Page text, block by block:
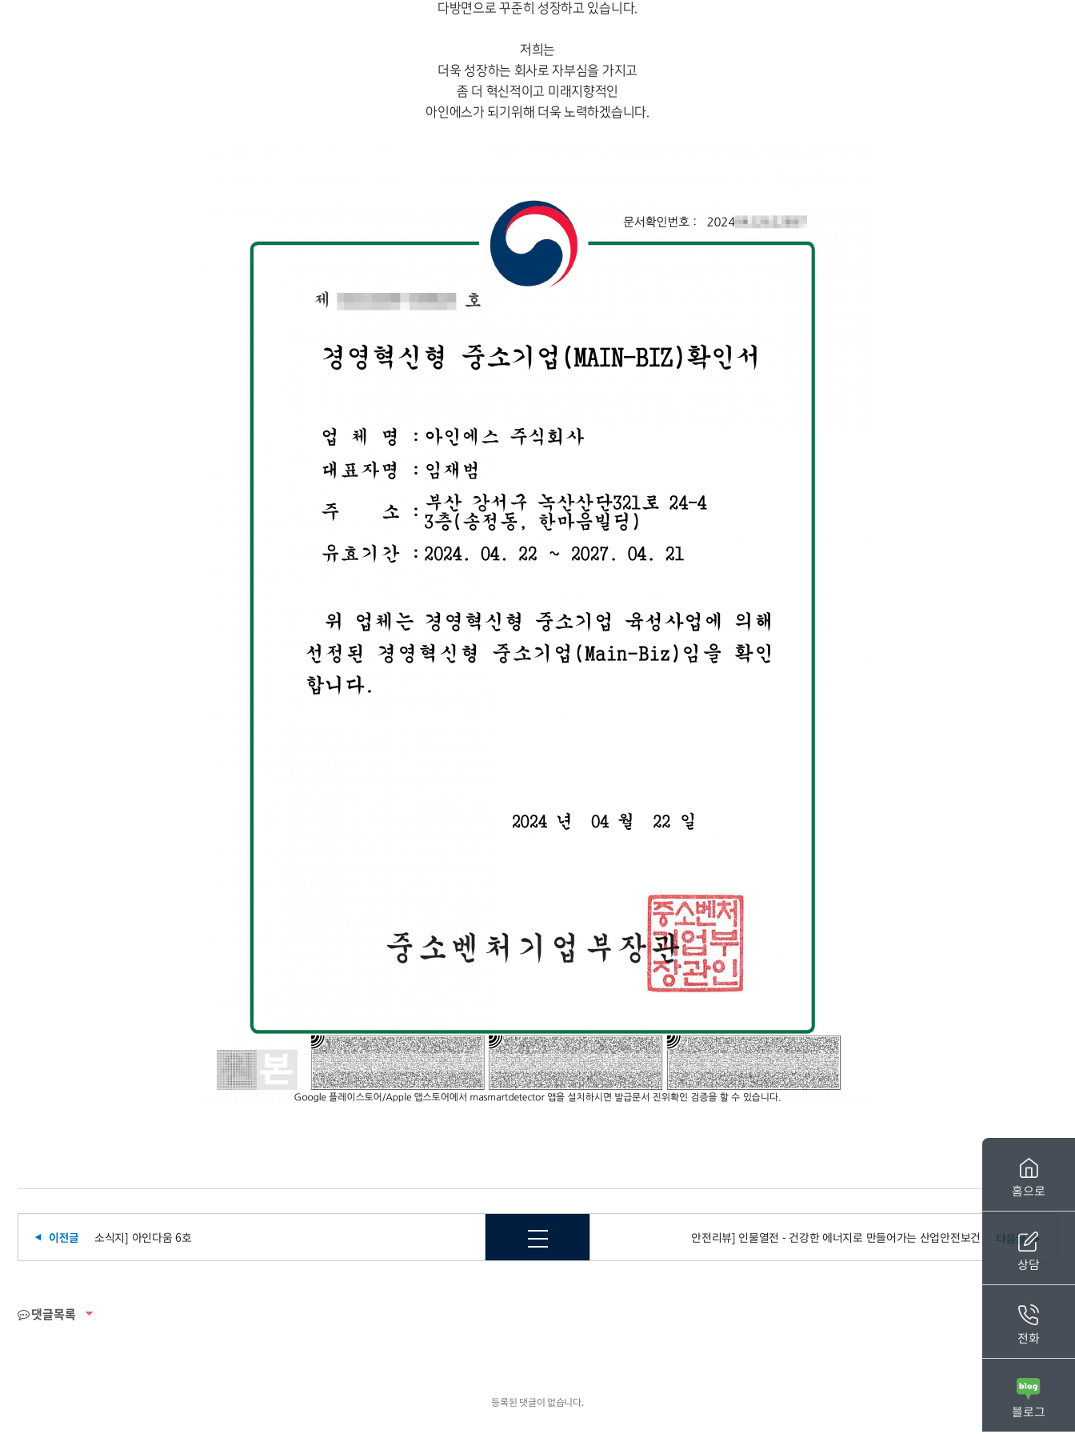
다방면으로 꾸준히 성장하고 있습니다.
저희는
더욱 성장하는 회사로 자부심을 가지고
좀 더 혁신적이고 미래지향적인
아인에스가 되기위해 더욱 노력하겠습니다.
소식지] 아인다움 6호 안전리뷰] 인물열전 - 건강한 에너지로 만들어가는 산업안전보건
댓글목록
등록된 댓글이 없습니다.
홈으로
상담
전화
블로그